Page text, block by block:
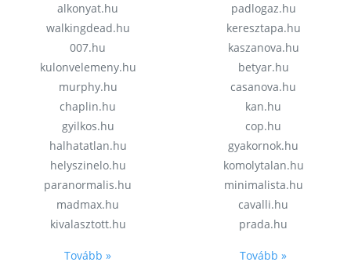
alkonyat.hu
walkingdead.hu
007.hu
kulonvelemeny.hu
murphy.hu
chaplin.hu
gyilkos.hu
halhatatlan.hu
helyszinelo.hu
paranormalis.hu
madmax.hu
kivalasztott.hu
Tovább »
padlogaz.hu
keresztapa.hu
kaszanova.hu
betyar.hu
casanova.hu
kan.hu
cop.hu
gyakornok.hu
komolytalan.hu
minimalista.hu
cavalli.hu
prada.hu
Tovább »